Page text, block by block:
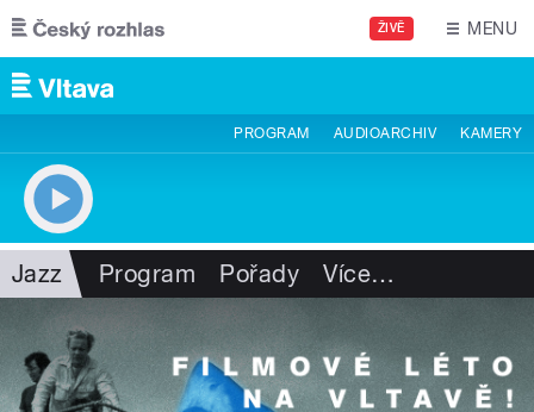
Přejít k hlavnímu obsahu
ŽIVĚ MENU
PROGRAM AUDIOARCHIV KAMERY
Jazz Program Pořady Více…